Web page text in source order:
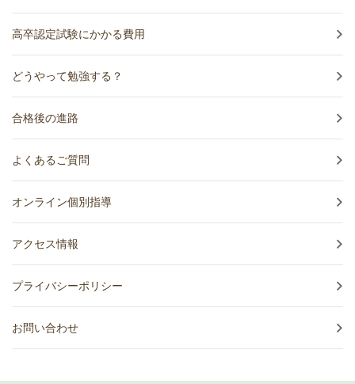
高卒認定試験にかかる費用
どうやって勉強する？
合格後の進路
よくあるご質問
オンライン個別指導
アクセス情報
プライバシーポリシー
お問い合わせ